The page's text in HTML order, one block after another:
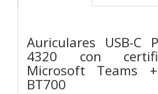
Auriculares USB-C
4320 con
Microsoft Teams
BT700